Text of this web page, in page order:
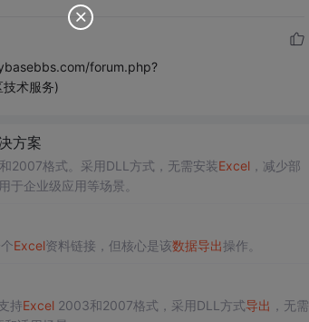
forum.php?
术服务)
方案
2007格式。采用DLL方式，无需安装Excel，减少部
于企业级应用等场景。
Excel资料链接，但核心是该数据导出操作。
持Excel2003和2007格式，采用DLL方式导出 ，无需